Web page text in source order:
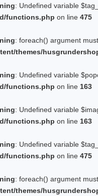
: Undefined variable
functions.php on line 475
: foreach() argument
themes/
: Undefined variable
functions.php on line 163
: Undefined variable
functions.php on line 163
: Undefined variable
functions.php on line 475
: foreach() argument
themes/